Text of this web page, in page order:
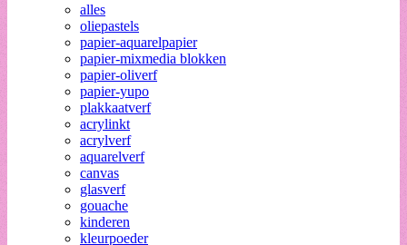
alles
oliepastels
papier-aquarelpapier
papier-mixmedia blokken
papier-oliverf
papier-yupo
plakkaatverf
acrylinkt
acrylverf
aquarelverf
canvas
glasverf
gouache
kinderen
kleurpoeder